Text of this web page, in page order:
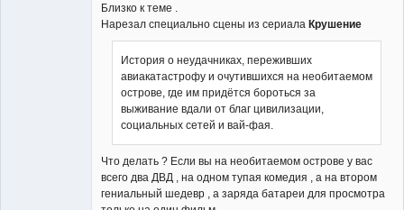
Близко к теме .
Нарезал специально сцены из сериала Крушение
История о неудачниках, переживших
авиакатастрофу и очутившихся на необитаемом
острове, где им придётся бороться за
выживание вдали от благ цивилизации,
социальных сетей и вай-фая.
Что делать ? Если вы на необитаемом острове у вас
всего два ДВД , на одном тупая комедия , а на втором
гениальный шедевр , а заряда батареи для просмотра